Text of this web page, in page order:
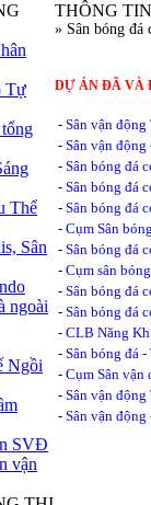
Tự
Thể
Sân
ngoài
Ngồi
SVĐ
vận
THÔNG
» Sân bóng
DỰ ÁN ĐÃ VÀ
- Sân vận
- Sân vận
- Sân bóng đá
- Sân bóng đá
- Sân bóng đá
- Cụm Sân
- Sân bóng đá
- Cụm sân
- Sân bóng đá
- Sân bóng đá
- CLB Năng
- Sân bóng đá
- Cụm Sân
- Sân vận
- Sân vận